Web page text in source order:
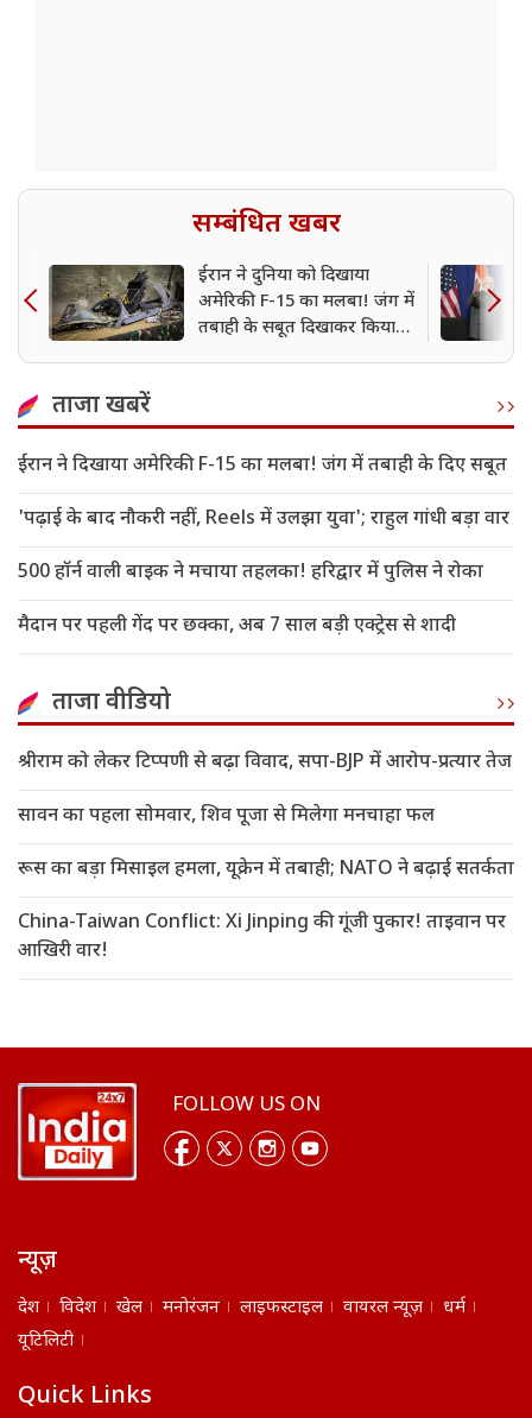
सम्बंधित खबर
ईरान ने दुनिया को दिखाया
अमेरिकी F-15 का मलबा! जंग में
तबाही के सबूत दिखाकर किया
ताजा खबरें
ईरान ने दिखाया अमेरिकी F-15 का मलबा! जंग में तबाही के दिए सबूत
'पढ़ाई के बाद नौकरी नहीं, Reels में उलझा युवा'; राहुल गांधी बड़ा वार
500 हॉर्न वाली बाइक ने मचाया तहलका! हरिद्वार में पुलिस ने रोका
मैदान पर पहली गेंद पर छक्का, अब 7 साल बड़ी एक्ट्रेस से शादी
ताजा वीडियो
श्रीराम को लेकर टिप्पणी से बढ़ा विवाद, सपा-BJP में आरोप-प्रत्यार तेज
सावन का पहला सोमवार, शिव पूजा से मिलेगा मनचाहा फल
रूस का बड़ा मिसाइल हमला, यूक्रेन में तबाही; NATO ने बढ़ाई सतर्कता
China-Taiwan Conflict: Xi Jinping की गूंजी पुकार! ताइवान पर
आखिरी वार!
FOLLOW US ON
न्यूज़
देश विदेश खेल मनोरंजन लाइफस्टाइल वायरल न्यूज़
धर्म
यूटिलिटी
Quick Links